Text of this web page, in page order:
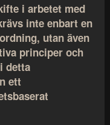
i arbetet med
inte enbart en
utan även
principer och
detta
ett